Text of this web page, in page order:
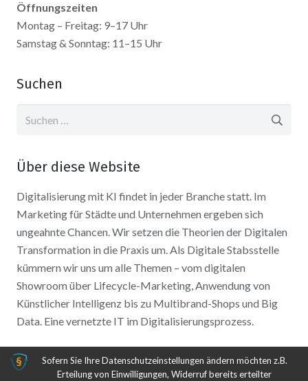
Öffnungszeiten
Montag – Freitag: 9–17 Uhr
Samstag & Sonntag: 11–15 Uhr
Suchen
Über diese Website
Digitalisierung mit KI findet in jeder Branche statt. Im
Marketing für Städte und Unternehmen ergeben sich
ungeahnte Chancen. Wir setzen die Theorien der Digitalen
Transformation in die Praxis um. Als Digitale Stabsstelle
kümmern wir uns um alle Themen – vom digitalen
Showroom über Lifecycle-Marketing, Anwendung von
Künstlicher Intelligenz bis zu Multibrand-Shops und Big
Data. Eine vernetzte IT im Digitalisierungsprozess.
Sofern Sie Ihre Datenschutzeinstellungen ändern möchten z.B.
Erteilung von Einwilligungen, Widerruf bereits erteilter